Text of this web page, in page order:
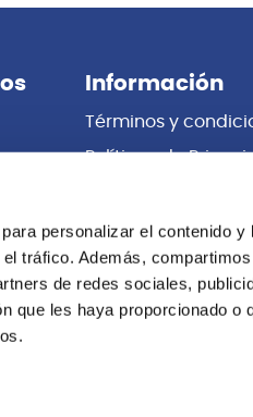
personalizar el contenido y
tráfico. Además,
de redes sociales,
que les haya proporcionado o